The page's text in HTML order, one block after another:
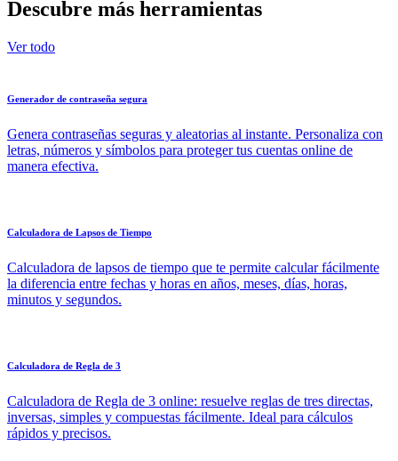
Descubre más herramientas
Ver todo
Generador de contraseña segura
Genera contraseñas seguras y aleatorias al instante. Personaliza con
letras, números y símbolos para proteger tus cuentas online de
manera efectiva.
Calculadora de Lapsos de Tiempo
Calculadora de lapsos de tiempo que te permite calcular fácilmente
la diferencia entre fechas y horas en años, meses, días, horas,
minutos y segundos.
Calculadora de Regla de 3
Calculadora de Regla de 3 online: resuelve reglas de tres directas,
inversas, simples y compuestas fácilmente. Ideal para cálculos
rápidos y precisos.